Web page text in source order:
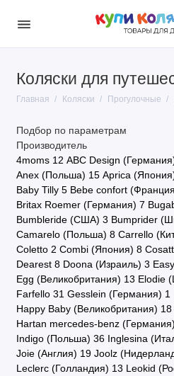
Коляски для
Главная Коляски Прогулочные
Подбор по параметрам
Производитель
4moms 12 ABC Design
Anex (Польша) 15 Aprica
Baby Tilly 5 Bebe confort
Britax Roemer (Германия) 7
Bumbleride (США) 3 Bumprider
Camarelo (Польша) 8 Carrello
Coletto 2 Combi (Япония) 8
Dearest 8 Doona (Израиль) 3
Egg (Великобритания) 13 Elodie
Farfello 31 Gesslein (Германия) 1
Happy Baby (Великобритания) 18
Hartan mercedes-benz (Германия)
Indigo (Польша) 36 Inglesina
Joie (Англия) 19 Joolz
Leclerc (Голландия) 13 Leokid